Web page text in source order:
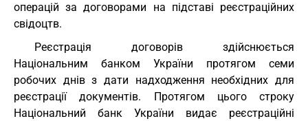
операцій за договорами на підставі реєстраційних
свідоцтв.
Реєстрація договорів здійснюється
Національним банком України протягом семи
робочих днів з дати надходження необхідних для
реєстрації документів. Протягом цього строку
Національний банк України видає реєстраційні